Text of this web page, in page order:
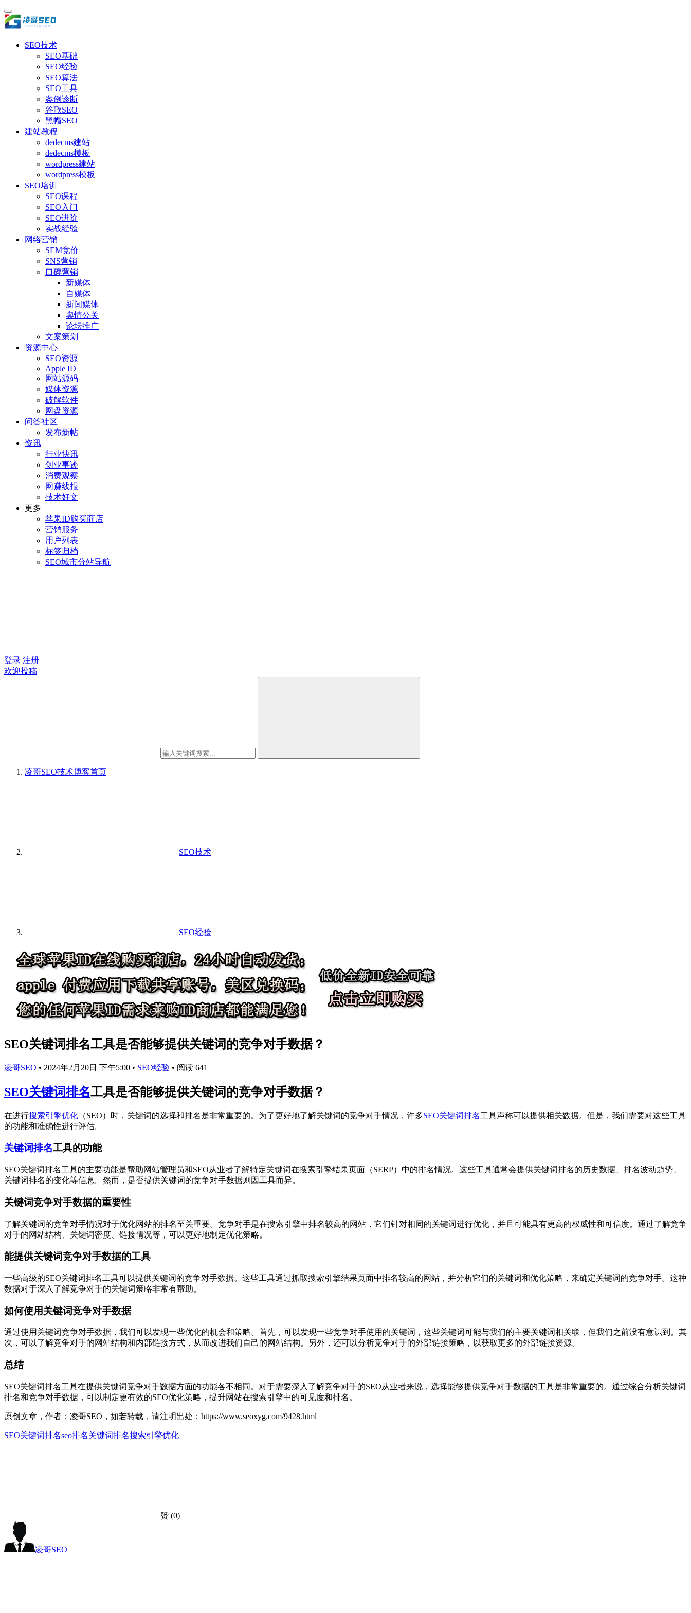
SEO技术
SEO基础
SEO经验
SEO算法
SEO工具
案例诊断
谷歌SEO
黑帽SEO
建站教程
dedecms建站
dedecms模板
wordpress建站
wordpress模板
SEO培训
SEO课程
SEO入门
SEO进阶
实战经验
网络营销
SEM竞价
SNS营销
口碑营销
新媒体
自媒体
新闻媒体
舆情公关
论坛推广
文案策划
资源中心
SEO资源
Apple ID
网站源码
媒体资源
破解软件
网盘资源
问答社区
发布新帖
资讯
行业快讯
创业事迹
消费观察
网赚线报
技术好文
更多
苹果ID购买商店
营销服务
用户列表
标签归档
SEO城市分站导航
登录 注册
欢迎投稿
凌哥SEO技术博客首页
SEO技术
SEO经验
SEO关键词排名工具是否能够提供关键词的竞争对手数据？
凌哥SEO • 2024年2月20日 下午5:00 • SEO经验 • 阅读 641
SEO关键词排名工具是否能够提供关键词的竞争对手数据？
在进行搜索引擎优化 （SEO）时，关键词的选择和排名是非常重要的。为了更好地了解关键词的竞争对手情况，许多SEO关键词排名工具声称可以提供相关数据。但是，我们需要对这些工具
的功能和准确性进行评估。
关键词排名工具的功能
SEO关键词排名工具的主要功能是帮助网站管理员和SEO从业者了解特定关键词在搜索引擎结果页面（SERP）中的排名情况。这些工具通常会提供关键词排名的历史数据、排名波动趋势、
关键词排名的变化等信息。然而，是否提供关键词的竞争对手数据则因工具而异。
关键词竞争对手数据的重要性
了解关键词的竞争对手情况对于优化网站的排名至关重要。竞争对手是在搜索引擎中排名较高的网站，它们针对相同的关键词进行优化，并且可能具有更高的权威性和可信度。通过了解竞争
对手的网站结构、关键词密度、链接情况等，可以更好地制定优化策略。
能提供关键词竞争对手数据的工具
一些高级的SEO关键词排名工具可以提供关键词的竞争对手数据。这些工具通过抓取搜索引擎结果页面中排名较高的网站，并分析它们的关键词和优化策略，来确定关键词的竞争对手。这种
数据对于深入了解竞争对手的关键词策略非常有帮助。
如何使用关键词竞争对手数据
通过使用关键词竞争对手数据，我们可以发现一些优化的机会和策略。首先，可以发现一些竞争对手使用的关键词，这些关键词可能与我们的主要关键词相关联，但我们之前没有意识到。其
次，可以了解竞争对手的网站结构和内部链接方式，从而改进我们自己的网站结构。另外，还可以分析竞争对手的外部链接策略，以获取更多的外部链接资源。
总结
SEO关键词排名工具在提供关键词竞争对手数据方面的功能各不相同。对于需要深入了解竞争对手的SEO从业者来说，选择能够提供竞争对手数据的工具是非常重要的。通过综合分析关键词
排名和竞争对手数据，可以制定更有效的SEO优化策略，提升网站在搜索引擎中的可见度和排名。
原创文章，作者：凌哥SEO，如若转载，请注明出处：https://www.seoxyg.com/9428.html
SEO关键词排名seo排名关键词排名搜索引擎优化
赞 (0)
凌哥SEO